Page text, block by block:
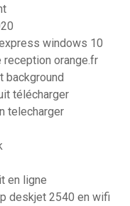
windows 10
orange.fr
background
télécharger
telecharger
en ligne
deskjet 2540 en wifi